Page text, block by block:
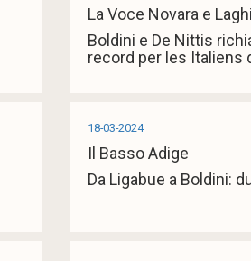
La Voce Novara e
Boldini e De Nittis
record per les Italiens
18-03-2024
Il Basso Adige
Da Ligabue a Boldini: